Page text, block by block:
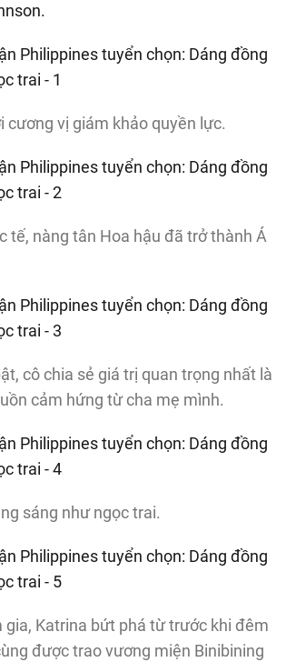
cương vị giám khảo quyền lực.
tế, ​​nàng tân Hoa hậu đã trở thành Á
cô chia sẻ giá trị quan trọng nhất là
cảm hứng từ cha mẹ mình.
sáng như ngọc trai.
gia, Katrina bứt phá từ trước khi đêm
được trao vương miện Binibining